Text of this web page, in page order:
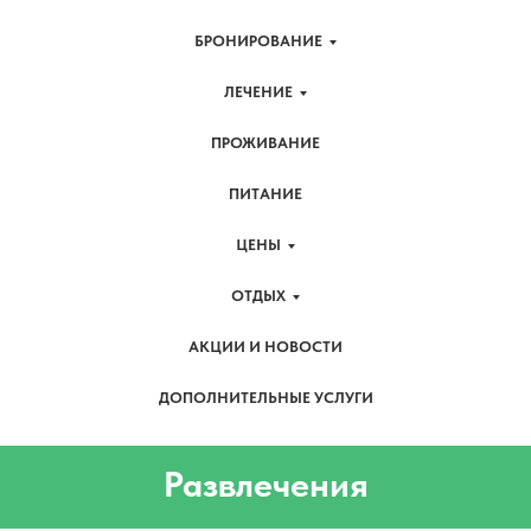
БРОНИРОВАНИЕ
ЛЕЧЕНИЕ
ПРОЖИВАНИЕ
ПИТАНИЕ
ЦЕНЫ
ОТДЫХ
АКЦИИ И НОВОСТИ
ДОПОЛНИТЕЛЬНЫЕ УСЛУГИ
Развлечения